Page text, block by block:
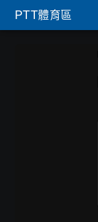
PTT體育區